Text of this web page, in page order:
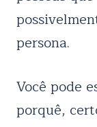
persona.
Você pode
porquê,